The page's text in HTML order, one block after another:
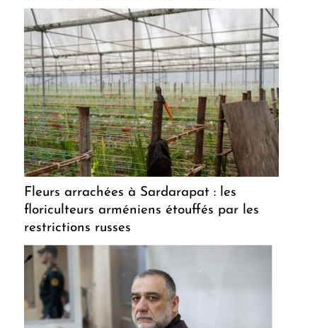
Fleurs arrachées à Sardarapat : les
floriculteurs arméniens étouffés par les
restrictions russes